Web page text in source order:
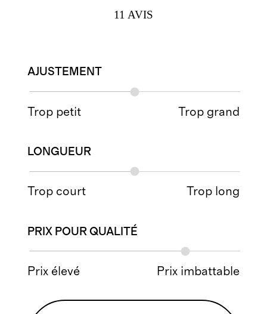
11 AVIS
AJUSTEMENT
Trop petit Trop grand
LONGUEUR
Trop court Trop long
PRIX POUR QUALITÉ
Prix élevé Prix imbattable